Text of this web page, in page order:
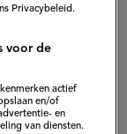
maar een
smaak. Dit
Privacybeleid.
voor de
actief
en/of
en
van diensten.